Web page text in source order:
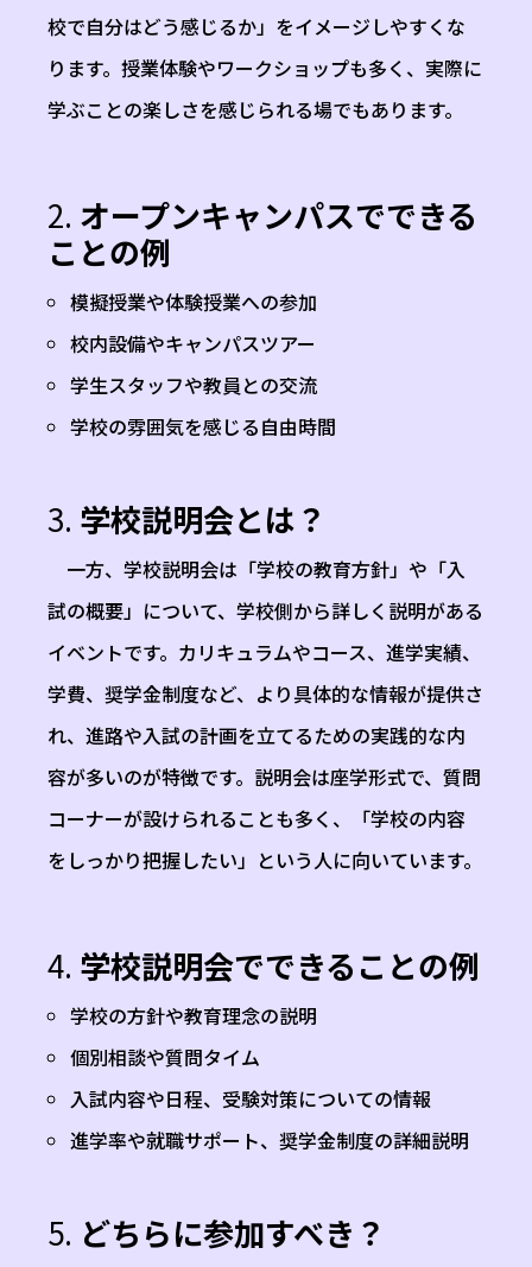
校で自分はどう感じるか」をイメージしやすくな
ります。授業体験やワークショップも多く、実際に
学ぶことの楽しさを感じられる場でもあります。
2. オープンキャンパスでできる
ことの例
模擬授業や体験授業への参加
校内設備やキャンパスツアー
学生スタッフや教員との交流
学校の雰囲気を感じる自由時間
3. 学校説明会とは？
一方、学校説明会は「学校の教育方針」や「入
試の概要」について、学校側から詳しく説明がある
イベントです。カリキュラムやコース、進学実績、
学費、奨学金制度など、より具体的な情報が提供さ
れ、進路や入試の計画を立てるための実践的な内
容が多いのが特徴です。説明会は座学形式で、質問
コーナーが設けられることも多く、「学校の内容
をしっかり把握したい」という人に向いています。
4. 学校説明会でできることの例
学校の方針や教育理念の説明
個別相談や質問タイム
入試内容や日程、受験対策についての情報
進学率や就職サポート、奨学金制度の詳細説明
5. どちらに参加すべき？